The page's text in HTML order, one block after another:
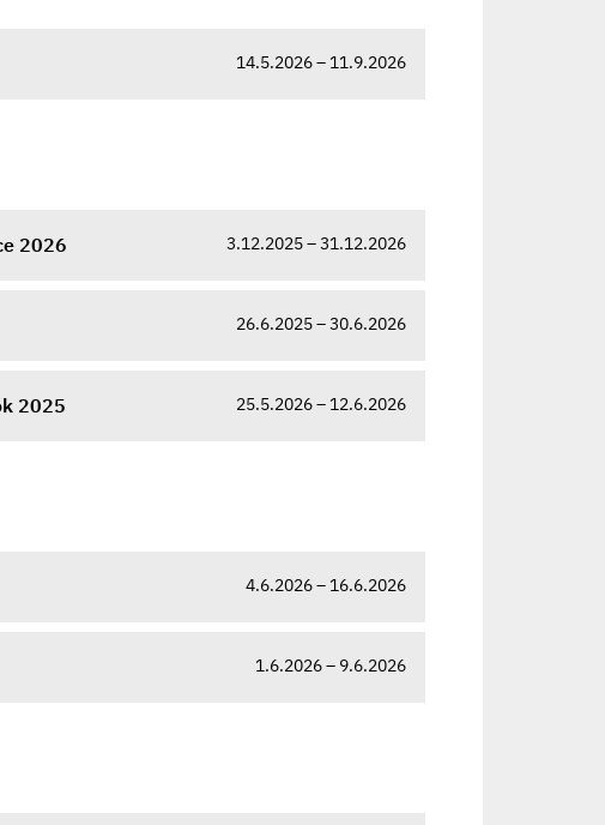
14.5.2026 – 11.9.2026
2026 3.12.2025 – 31.12.2026
26.6.2025 – 30.6.2026
2025 25.5.2026 – 12.6.2026
4.6.2026 – 16.6.2026
1.6.2026 – 9.6.2026